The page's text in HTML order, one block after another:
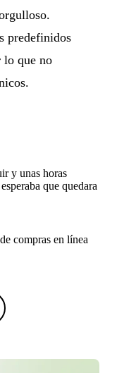
predefinidos
lo que no
y unas horas
que quedara
compras en línea